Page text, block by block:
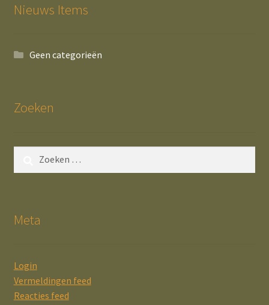
Nieuws Items
Geen categorieën
Zoeken
Meta
Login
Vermeldingen feed
Reacties feed